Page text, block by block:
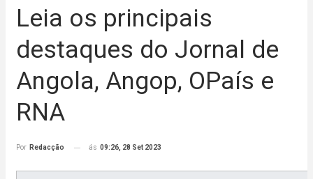
Leia os principais
destaques do Jornal de
Angola, Angop, OPaís e
RNA
Por Redacção ás 09:26, 28 Set 2023